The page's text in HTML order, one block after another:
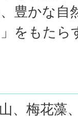
豊かな自
をもたら
、梅花藻